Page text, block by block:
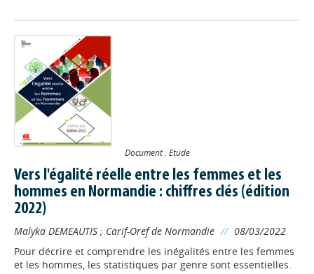
Document : Etude
Vers l'égalité réelle entre les femmes et les
hommes en Normandie : chiffres clés (édition
2022)
Malyka DEMEAUTIS ; Carif-Oref de Normandie // 08/03/2022
Pour décrire et comprendre les inégalités entre les femmes
et les hommes, les statistiques par genre sont essentielles.